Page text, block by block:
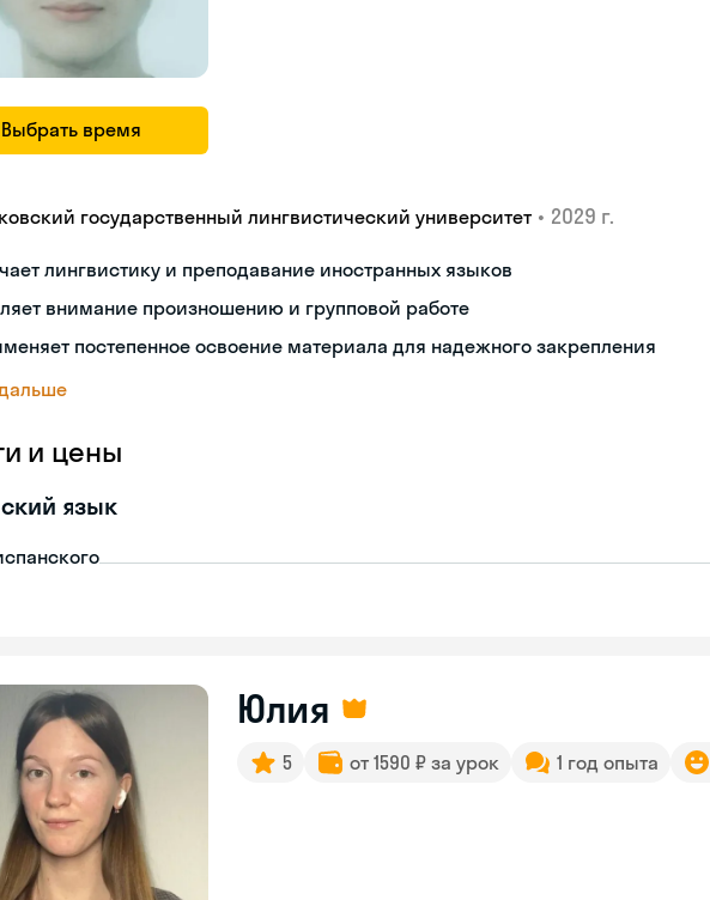
Выбрать время
государственный лингвистический университет • 2029 г.
лингвистику и преподавание иностранных языков
внимание произношению и групповой работе
постепенное освоение материала для надежного закрепления
и цены
язык
Юлия
5 от 1590 ₽ за урок 1 год опыта